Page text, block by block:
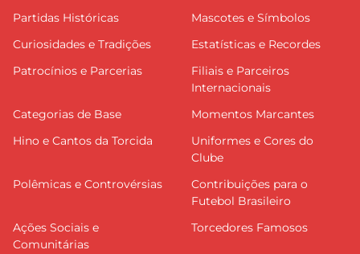
Partidas Históricas
Mascotes e Símbolos
Curiosidades e Tradições
Estatísticas e Recordes
Patrocínios e Parcerias
Filiais e Parceiros
Internacionais
Categorias de Base
Momentos Marcantes
Hino e Cantos da Torcida
Uniformes e Cores do
Clube
Polêmicas e Controvérsias
Contribuições para o
Futebol Brasileiro
Ações Sociais e
Comunitárias
Torcedores Famosos